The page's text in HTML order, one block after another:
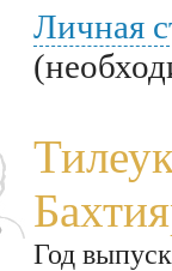
Личная
Год